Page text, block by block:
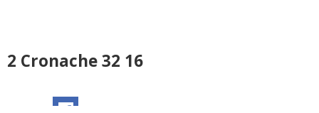
2 Cronache 32 16